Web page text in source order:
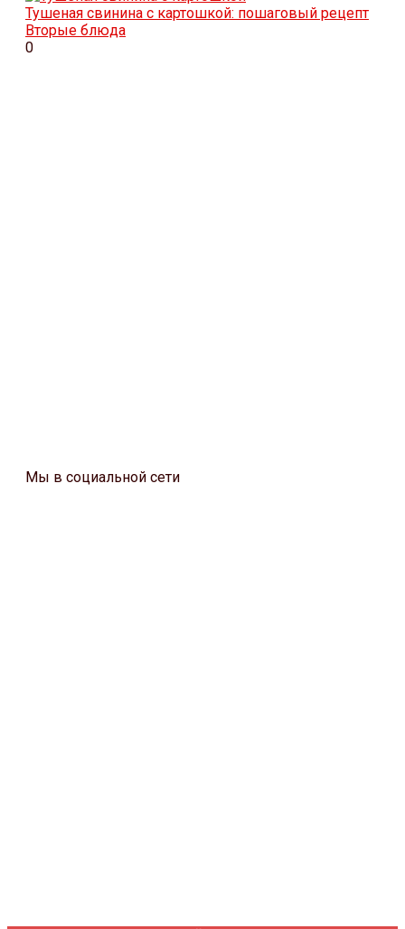
Тушеная свинина с картошкой: пошаговый рецепт
Вторые блюда
0
Мы в социальной сети